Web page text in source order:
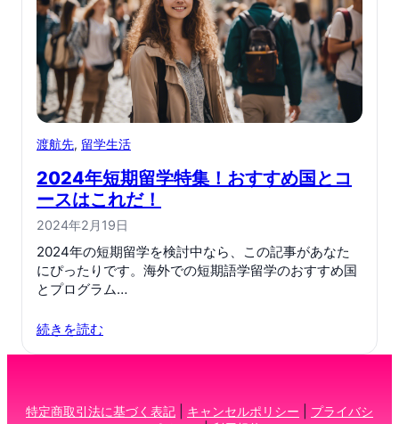
渡航先, 留学生活
2024年短期留学特集！おすすめ国とコ
ースはこれだ！
2024年2月19日
2024年の短期留学を検討中なら、この記事があなた
にぴったりです。海外での短期語学留学のおすすめ国
とプログラム…
続きを読む
特定商取引法に基づく表記 キャンセルポリシー
プライバシ